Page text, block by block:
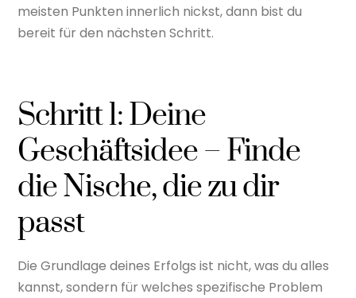
meisten Punkten innerlich nickst, dann bist du
bereit für den nächsten Schritt.
Schritt 1: Deine
Geschäftsidee – Finde
die Nische, die zu dir
passt
Die Grundlage deines Erfolgs ist nicht, was du alles
kannst, sondern für welches spezifische Problem